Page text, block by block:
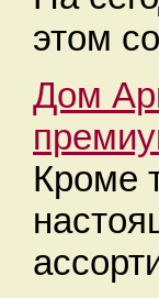
этом
Дом
Кроме